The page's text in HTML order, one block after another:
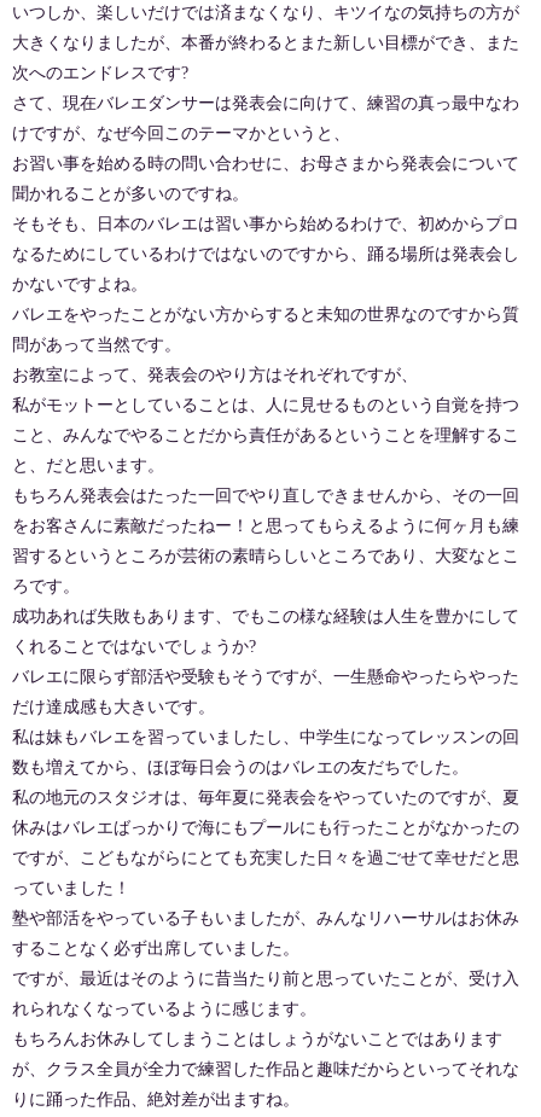
いつしか、楽しいだけでは済まなくなり、キツイなの気持ちの方が
大きくなりましたが、本番が終わるとまた新しい目標ができ、また
次へのエンドレスです?
さて、現在バレエダンサーは発表会に向けて、練習の真っ最中なわ
けですが、なぜ今回このテーマかというと、
お習い事を始める時の問い合わせに、お母さまから発表会について
聞かれることが多いのですね。
そもそも、日本のバレエは習い事から始めるわけで、初めからプロ
なるためにしているわけではないのですから、踊る場所は発表会し
かないですよね。
バレエをやったことがない方からすると未知の世界なのですから質
問があって当然です。
お教室によって、発表会のやり方はそれぞれですが、
私がモットーとしていることは、人に見せるものという自覚を持つ
こと、みんなでやることだから責任があるということを理解するこ
と、だと思います。
もちろん発表会はたった一回でやり直しできませんから、その一回
をお客さんに素敵だったねー！と思ってもらえるように何ヶ月も練
習するというところが芸術の素晴らしいところであり、大変なとこ
ろです。
成功あれば失敗もあります、でもこの様な経験は人生を豊かにして
くれることではないでしょうか?
バレエに限らず部活や受験もそうですが、一生懸命やったらやった
だけ達成感も大きいです。
私は妹もバレエを習っていましたし、中学生になってレッスンの回
数も増えてから、ほぼ毎日会うのはバレエの友だちでした。
私の地元のスタジオは、毎年夏に発表会をやっていたのですが、夏
休みはバレエばっかりで海にもプールにも行ったことがなかったの
ですが、こどもながらにとても充実した日々を過ごせて幸せだと思
っていました！
塾や部活をやっている子もいましたが、みんなリハーサルはお休み
することなく必ず出席していました。
ですが、最近はそのように昔当たり前と思っていたことが、受け入
れられなくなっているように感じます。
もちろんお休みしてしまうことはしょうがないことではあります
が、クラス全員が全力で練習した作品と趣味だからといってそれな
りに踊った作品、絶対差が出ますね。